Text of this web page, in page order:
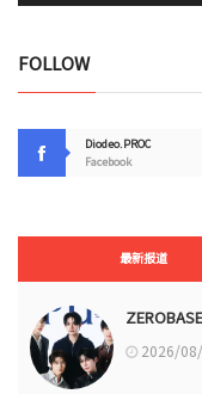
FOLLOW
Diodeo.PROC
Facebook
最新报道
2026/